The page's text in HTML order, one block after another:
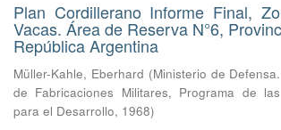
Plan Cordillerano Informe Final,
Vacas. Área de Reserva N°6,
República Argentina
Müller-Kahle, Eberhard (Ministerio de
de Fabricaciones Militares, Programa de
para el Desarrollo, 1968)